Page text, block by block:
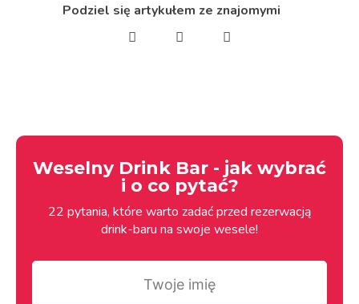
Podziel się artykułem ze znajomymi
Weselny Drink Bar - jak wybrać
i o co pytać?
22 pytania, które warto zadać przed rezerwacją
drink-baru na swoje wesele!
Twoje